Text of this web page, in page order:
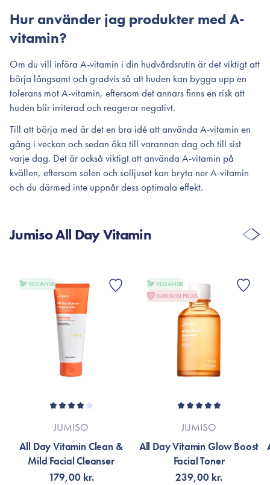
Hur använder jag produkter med A-
vitamin?
Om du vill införa A-vitamin i din hudvårdsrutin är det viktigt att
börja långsamt och gradvis så att huden kan bygga upp en
tolerans mot A-vitamin, eftersom det annars finns en risk att
huden blir irriterad och reagerar negativt.
Till att börja med är det en bra idé att använda A-vitamin en
gång i veckan och sedan öka till varannan dag och till sist
varje dag. Det är också viktigt att använda A-vitamin på
kvällen, eftersom solen och solljuset kan bryta ner A-vitamin
och du därmed inte uppnår dess optimala effekt.
Jumiso All Day Vitamin
VEGANSK
JUMISO
All Day Vitamin Clean &
Mild Facial Cleanser
179,00 kr.
VEGANSK
SURISURI PICKS
JUMISO
All Day Vitamin Glow Boost
Facial Toner
239,00 kr.